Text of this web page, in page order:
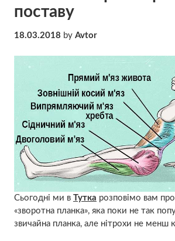
поставу
18.03.2018 by Avtor
Сьогодні ми в Тутка розповімо вам
«зворотна планка», яка поки не так
звичайна планка, але нітрохи не менш